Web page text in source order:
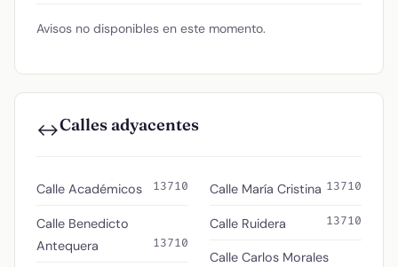
Avisos no disponibles en este momento.
↔️Calles adyacentes
Calle Académicos 13710
Calle Benedicto
Antequera
13710
Calle María Cristina 13710
Calle Ruidera 13710
Calle Carlos Morales